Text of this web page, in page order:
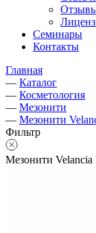
Семинары
Контакты
Главная
— Каталог
— Косметология
— Мезонити
— Мезонити
Фильтр
Мезонити